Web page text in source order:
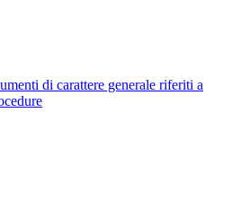
di carattere generale riferiti a